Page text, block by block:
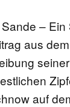
–
aus
auf